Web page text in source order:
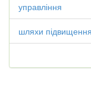
управління
шляхи підвищення